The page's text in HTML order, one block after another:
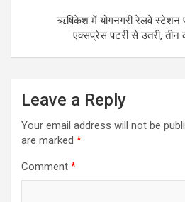
ऋषिकेश में योगनगरी रेलवे स्टेशन
एक्सप्रेस पटरी से उतरी, तीन
Leave a Reply
Your email address will not be
are marked *
Comment *